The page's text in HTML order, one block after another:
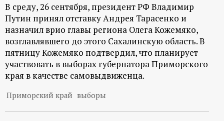
В среду, 26 сентября, президент РФ Владимир
Путин принял отставку Андрея Тарасенко и
назначил врио главы региона Олега Кожемяко,
возглавлявшего до этого Сахалинскую область. В
пятницу Кожемяко подтвердил, что планирует
участвовать в выборах губернатора Приморского
края в качестве самовыдвиженца.
Приморский край выборы